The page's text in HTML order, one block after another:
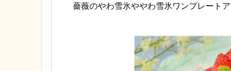
薔薇のやわ雪氷ややわ雪氷ワンプレート